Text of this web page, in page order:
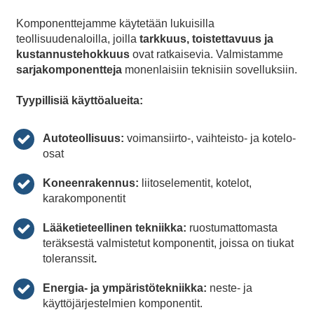
Komponenttejamme käytetään lukuisilla
teollisuudenaloilla, joilla tarkkuus, toistettavuus ja
kustannustehokkuusovat ratkaisevia. Valmistamme
sarjakomponenttejamonenlaisiin teknisiin sovelluksiin.
Tyypillisiä käyttöalueita:
Autoteollisuus: voimansiirto-, vaihteisto- ja kotelo-
osat
Koneenrakennus: liitoselementit, kotelot,
karakomponentit
Lääketieteellinen tekniikka: ruostumattomasta
teräksestä valmistetut komponentit, joissa on tiukat
toleranssit.
Energia- ja ympäristötekniikka: neste- ja
käyttöjärjestelmien komponentit.